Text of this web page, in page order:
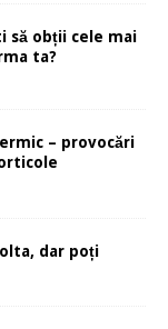
să obții cele mai
ta?
– provocări
dar poți